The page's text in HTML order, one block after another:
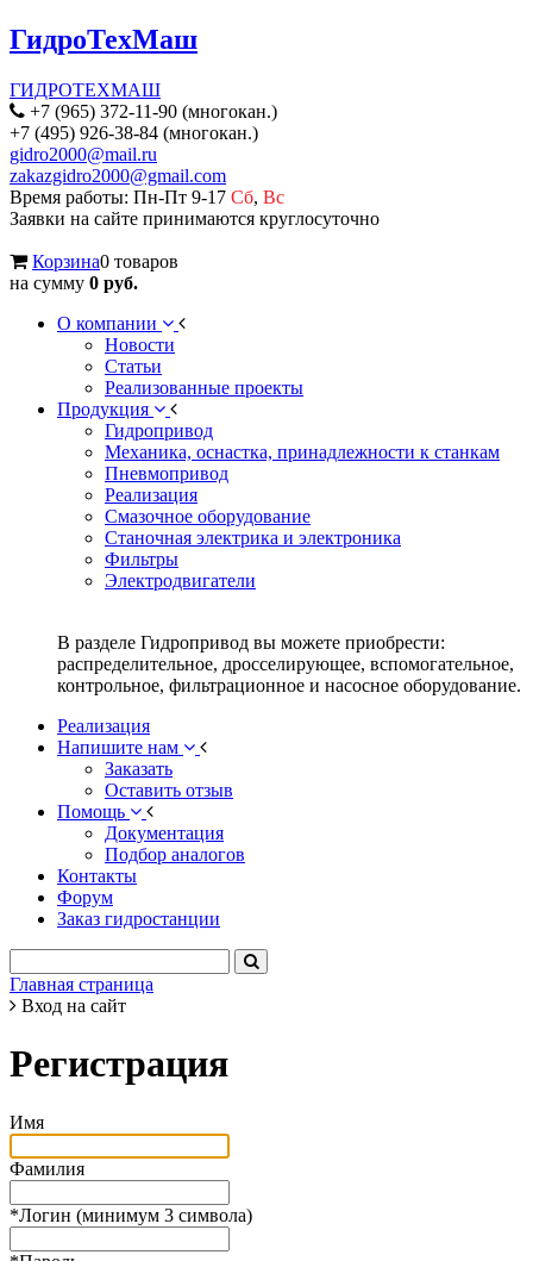
ГидроТехМаш
ГИДРОТЕХМАШ
+7 (965) 372-11-90 (многокан.)
+7 (495) 926-38-84 (многокан.)
gidro2000@mail.ru
zakazgidro2000@gmail.com
Время работы: Пн-Пт 9-17 Сб, Вс
Заявки на сайте принимаются круглосуточно
Корзина0 товаров
на сумму 0 руб.
О компании
Новости
Статьи
Реализованные проекты
Продукция
Гидропривод
Механика, оснастка, принадлежности к станкам
Пневмопривод
Реализация
Смазочное оборудование
Станочная электрика и электроника
Фильтры
Электродвигатели
В разделе Гидропривод вы можете приобрести:
распределительное, дросселирующее, вспомогательное,
контрольное, фильтрационное и насосное оборудование.
Реализация
Напишите нам
Заказать
Оставить отзыв
Помощь
Документация
Подбор аналогов
Контакты
Форум
Заказ гидростанции
Главная страница
Вход на сайт
Регистрация
Имя
Фамилия
*Логин (минимум 3 символа)